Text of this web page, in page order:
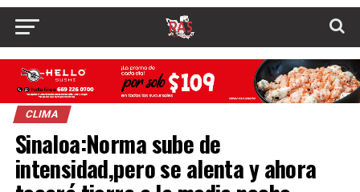
CLIMA
Sinaloa:Norma sube de
intensidad,pero se alenta y ahora